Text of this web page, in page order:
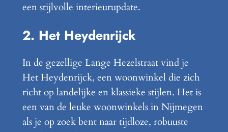
een stijlvolle interieurupdate.
2. Het Heydenrijck
In de gezellige Lange Hezelstraat vind je
Het Heydenrijck, een woonwinkel die zich
richt op landelijke en klassieke stijlen. Het is
een van de leuke woonwinkels in Nijmegen
als je op zoek bent naar tijdloze, robuuste